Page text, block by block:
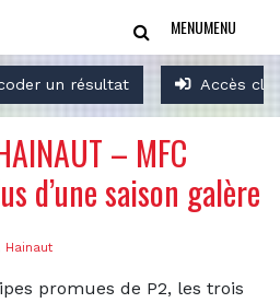
un résultat Accès
MENUMENU
– MFC
d’une saison galère
Hainaut
promues de P2, les trois